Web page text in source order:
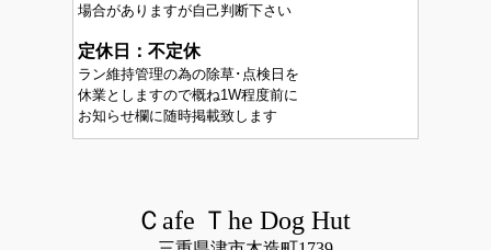
場合がありますが自己判断下さい
定休日：不定休
ラン維持管理の為の除草･点検日を
休業としますので概ね1W程度前に
お知らせ欄に随時掲載致します
Ｃafe Ｔhe Dog Hut